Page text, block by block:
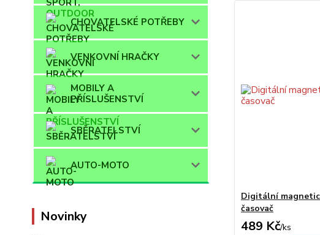
CHOVATELSKÉ POTŘEBY
VENKOVNÍ HRAČKY
MOBILY A
PŘÍSLUŠENSTVÍ
SBĚRATELSTVÍ
AUTO-MOTO
Novinky
Digitální
časovač
489 Kč/ks